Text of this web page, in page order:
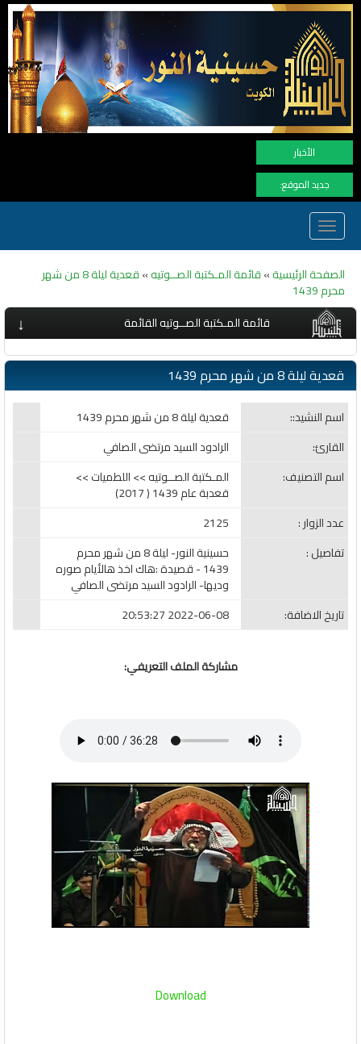
الأخبار
جديد الموقع:
Toggle
navigation
الصفحة الرئيسية»قائمة المـكتبة الصــوتيه» قعدية ليلة 8 من شهر
محرم 1439
↓ قائمة المـكتبة الصــوتيه القائمة
قعدية ليلة 8 من شهر محرم 1439
اسم النشيد::
قعدية ليلة 8 من شهر محرم 1439
القارئ:
الرادود السيد مرتضى الصافي
اسم التصنيف:
المـكتبة الصــوتيه >> اللطميات >>
قعدبة عام 1439 ( 2017)
عدد الزوار :
2125
تفاصيل :
حسينية النور- ليلة 8 من شهر محرم
1439 - قصيدة :هاك اخذ هالأيام صوره
وديها- الرادود السيد مرتضى الصافي
تاريخ الاضافة:
2022-06-08 20:53:27
مشاركة الملف التعريفي:
Download